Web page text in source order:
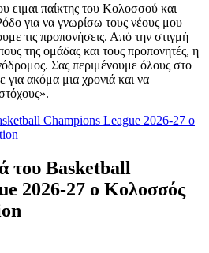
ειμαι παίκτης του Κολοσσού και
για να γνωρίσω τους νέους μου
τις προπονήσεις. Από την στιγμή
της ομάδας και τους προπονητές, η
Σας περιμένουμε όλους στο
για ακόμα μια χρονιά και να
του Basketball
2026-27 ο Κολοσσός